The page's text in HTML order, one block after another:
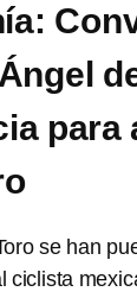
para
se han
ciclista